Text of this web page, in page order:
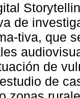
de
tiva, que
de
de